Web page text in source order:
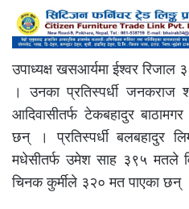
उपाध्यक्ष खसआर्यमा ईश्वर रिजाल
। उनका प्रतिस्पर्धी
आदिवासीतर्फ टेकबहादुर
छन् । प्रतिस्पर्धी बलबहादुर
मधेसीतर्फ उमेश साह ३९५ मतले
चिनक कुर्मीले ३२० मत पाएका छन्